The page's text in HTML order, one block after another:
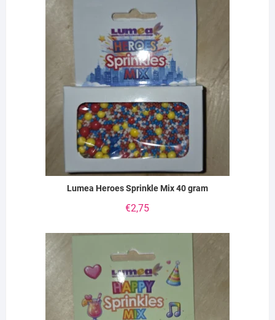
Lumea Heroes Sprinkle Mix 40 gram
€2,75